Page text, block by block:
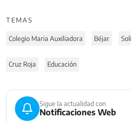
TEMAS
Colegio Maria Auxiliadora Béjar
Cruz Roja Educación
Sigue la actualidad con
Notificaciones Web